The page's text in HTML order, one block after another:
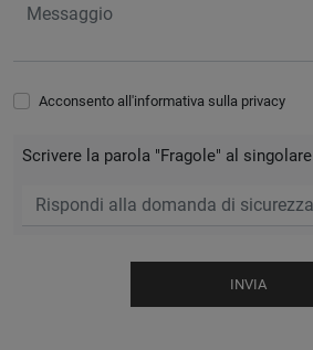
Acconsento all'informativa sulla privacy
Scrivere la parola "Fragole" al singolare
INVIA